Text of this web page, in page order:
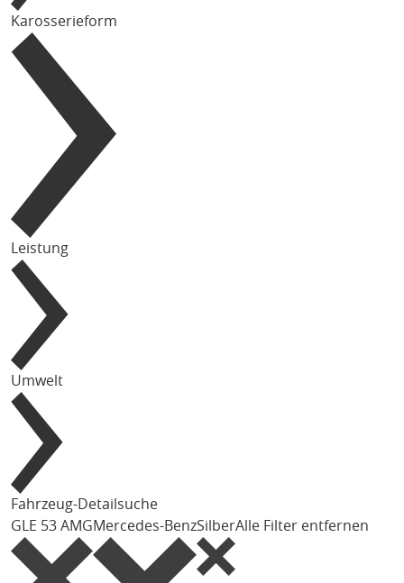
Karosserieform
Leistung
Umwelt
Fahrzeug-Detailsuche
GLE 53 AMGMercedes-BenzSilberAlle Filter entfernen